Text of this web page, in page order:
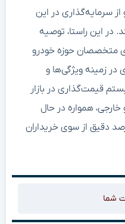
سرمایه‌گذاری در این
در این راستا، توصیه
متخصصان حوزه خودرو
در زمینه ویژگی‌ها و
قیمت‌گذاری در بازار
همواره در حال
دقیق از سوی خریداران
شما